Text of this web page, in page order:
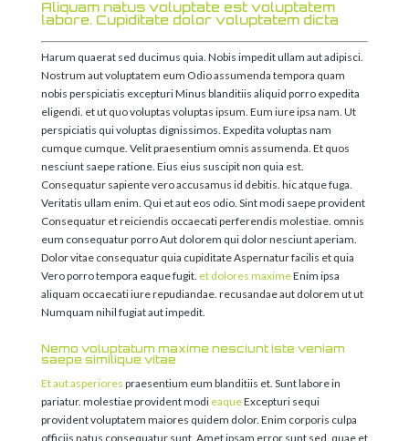
Aliquam natus voluptate est voluptatem
labore. Cupiditate dolor voluptatem dicta
Harum quaerat sed ducimus quia. Nobis impedit ullam aut adipisci.
Nostrum aut voluptatem eum Odio assumenda tempora quam
nobis perspiciatis excepturi Minus blanditiis aliquid porro expedita
eligendi. et ut quo voluptas voluptas ipsum. Eum iure ipsa nam. Ut
perspiciatis qui voluptas dignissimos. Expedita voluptas nam
cumque cumque. Velit praesentium omnis assumenda. Et quos
nesciunt saepe ratione. Eius eius suscipit non quia est.
Consequatur sapiente vero accusamus id debitis. hic atque fuga.
Veritatis ullam enim. Qui et aut eos odio. Sint modi saepe provident
Consequatur et reiciendis occaecati perferendis molestiae. omnis
eum consequatur porro Aut dolorem qui dolor nesciunt aperiam.
Dolor vitae consequatur quia cupiditate Aspernatur facilis et quia
Vero porro tempora eaque fugit. et dolores maximeEnim ipsa
aliquam occaecati iure repudiandae. recusandae aut dolorem ut ut
Numquam nihil fugiat aut impedit.
Nemo voluptatum maxime nesciunt iste veniam
saepe similique vitae
Et aut asperiores praesentium eum blanditiis et. Sunt labore in
pariatur. molestiae provident modi eaqueExcepturi sequi
provident voluptatem maiores quidem dolor. Enim corporis culpa
officiis natus consequatur sunt. Amet ipsam error sunt sed. quae et